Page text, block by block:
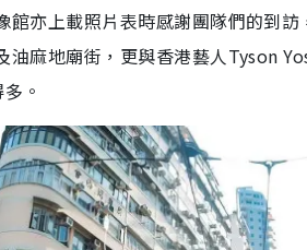
館亦上載照片表時感謝團隊們的到
油麻地廟街，更與香港藝人Tyson
。